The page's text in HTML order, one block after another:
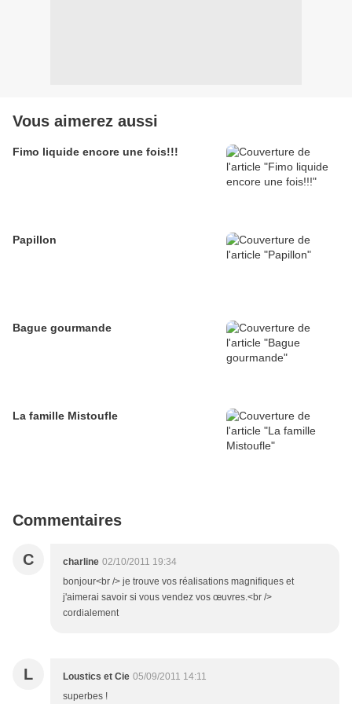
Vous aimerez aussi
Fimo liquide encore une fois!!!
Papillon
Bague gourmande
La famille Mistoufle
Commentaires
C charline 02/10/2011 19:34
bonjour<br /> je trouve vos réalisations magnifiques et
j'aimerai savoir si vous vendez vos œuvres.<br />
cordialement
L Loustics et Cie 05/09/2011 14:11
superbes !